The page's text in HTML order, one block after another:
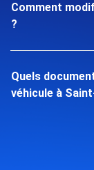
Comment
?
Quels
véhicule à